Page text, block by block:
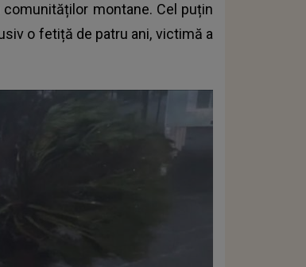
montane. Cel puțin
o fetiță de patru ani, victimă a